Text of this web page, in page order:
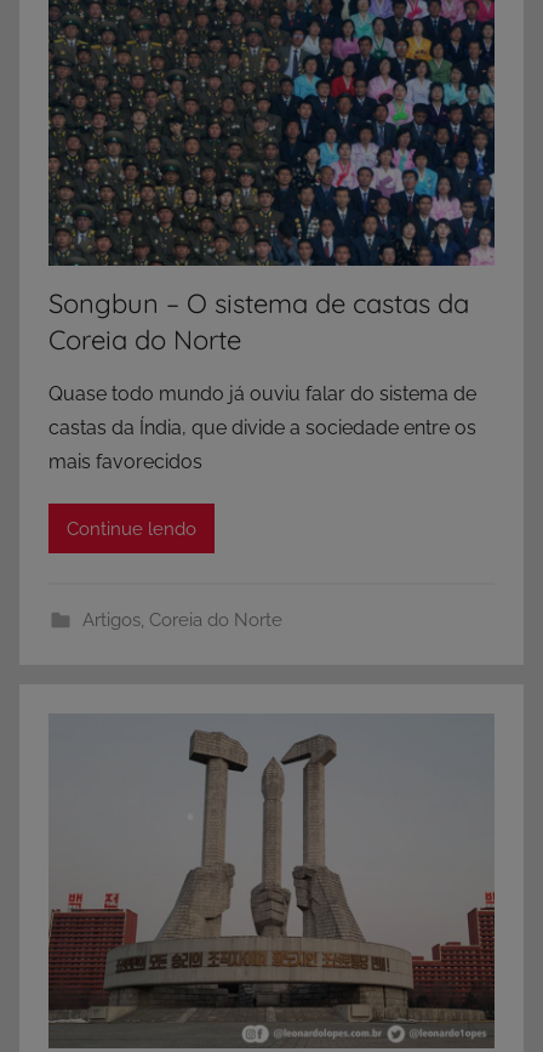
Songbun – O sistema de castas da
Coreia do Norte
Quase todo mundo já ouviu falar do sistema de
castas da Índia, que divide a sociedade entre os
mais favorecidos
Continue lendo
Artigos, Coreia do Norte